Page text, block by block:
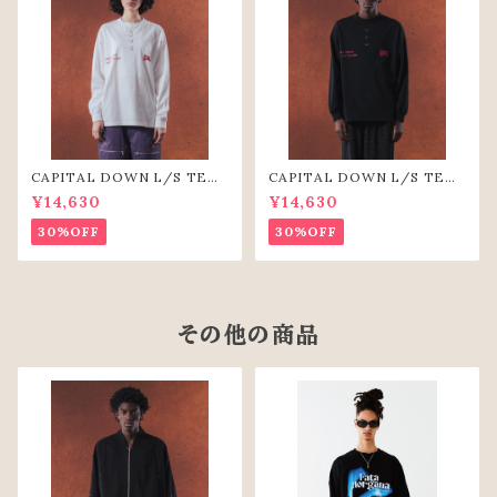
CAPITAL DOWN L/S TEE
（WHT）
¥14,630
30%OFF
CAPITAL DOWN L/S TEE
(BLK)
¥14,630
30%OFF
その他の商品